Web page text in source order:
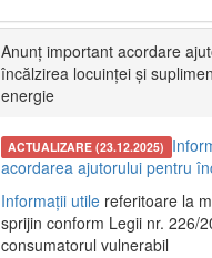
Anunț important acordare
încălzirea locuinței și
energie
ACTUALIZARE (23.12.2025)
acordarea ajutorului pentru
Informații utile referitoare la
sprijin conform Legii nr. 226/
consumatorul vulnerabil